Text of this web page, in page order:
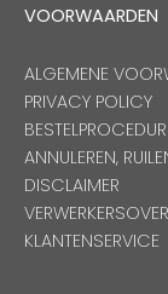
VOORWAARDEN
ALGEMENE
PRIVACY POLICY
ANNULEREN,
DISCLAIMER
KLANTENSERVICE